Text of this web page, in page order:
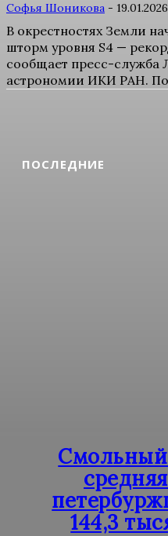
ПОСЛЕДНИЕ
144,3
Софья Шоникова -
В окрестностях Земли
шторм уровня S4 —
сообщает пресс-служба
астрономии ИКИ РАН.